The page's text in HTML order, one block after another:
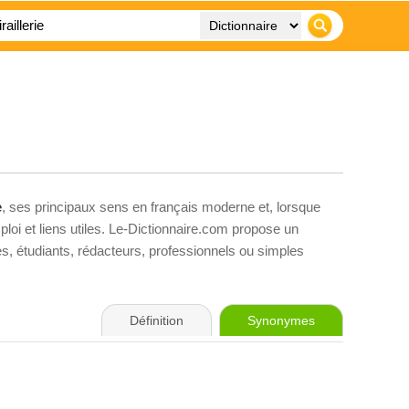
, ses principaux sens en français moderne et, lorsque
et liens utiles. Le-Dictionnaire.com propose un
étudiants, rédacteurs, professionnels ou simples
Définition Synonymes